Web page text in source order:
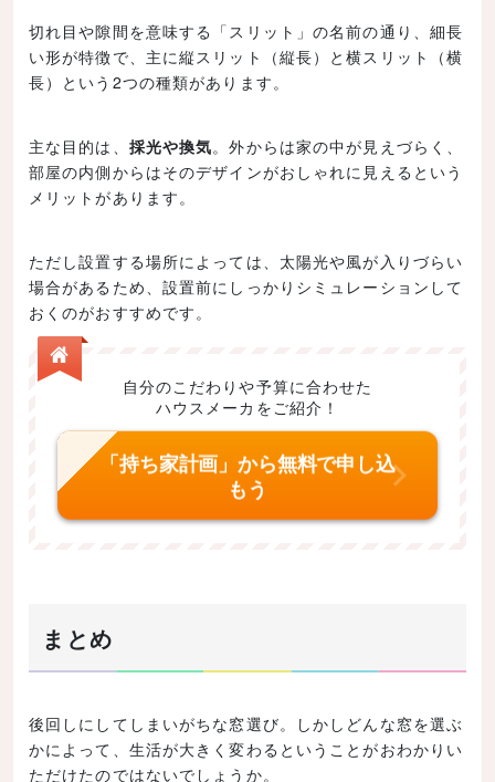
切れ目や隙間を意味する「スリット」の名前の通り、細長
い形が特徴で、主に縦スリット（縦長）と横スリット（横
長）という2つの種類があります。
主な目的は、 採光や換気。外からは家の中が見えづらく、
部屋の内側からはそのデザインがおしゃれに見えるという
メリットがあります。
ただし設置する場所によっては、太陽光や風が入りづらい
場合があるため、設置前にしっかりシミュレーションして
おくのがおすすめです。
自分のこだわりや予算に合わせた
ハウスメーカをご紹介！
「持ち家計画」から無料で申し込
もう
まとめ
後回しにしてしまいがちな窓選び。しかしどんな窓を選ぶ
かによって、生活が大きく変わるということがおわかりい
ただけたのではないでしょうか。